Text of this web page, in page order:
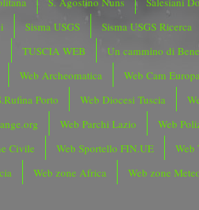
Sisma USGS Sisma USGS Ricerca
TUSCIA WEB Un cammino di
Web Archeomatica Web Cam Europa
Porto
Web Diocesi Tuscia
Web Parchi Lazio Web
Civile
Web Sportello FIN.UE Web
Web zone Africa Web zone